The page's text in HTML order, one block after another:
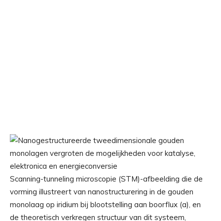
Scanning-tunneling microscopie (STM)-afbeelding die de
vorming illustreert van nanostructurering in de gouden
monolaag op iridium bij blootstelling aan boorflux (a), en
de theoretisch verkregen structuur van dit systeem,